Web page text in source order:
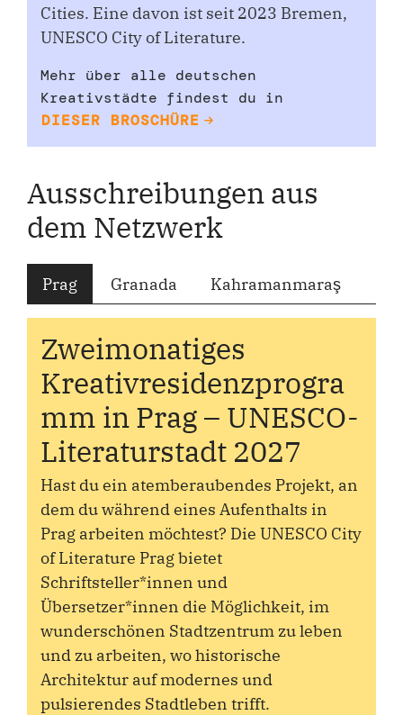
Cities. Eine davon ist seit 2023 Bremen,
UNESCO City of Literature.
Mehr über alle deutschen
Kreativstädte findest du in
DIESER BROSCHÜRE
Ausschreibungen aus
dem Netzwerk
Prag Granada Kahramanmaraş
Zweimonatiges
Kreativresidenzprogra
mm in Prag – UNESCO-
Literaturstadt 2027
Hast du ein atemberaubendes Projekt, an
dem du während eines Aufenthalts in
Prag arbeiten möchtest? Die UNESCO City
of Literature Prag bietet
Schriftsteller*innen und
Übersetzer*innen die Möglichkeit, im
wunderschönen Stadtzentrum zu leben
und zu arbeiten, wo historische
Architektur auf modernes und
pulsierendes Stadtleben trifft.